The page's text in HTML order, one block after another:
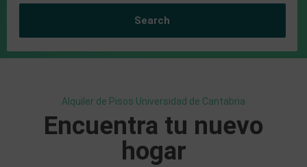
Alquiler de Pisos Universidad de Cantabria
Encuentra tu nuevo
hogar